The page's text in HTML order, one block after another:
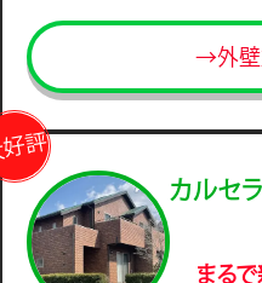
→外壁
カルセ
まる
評